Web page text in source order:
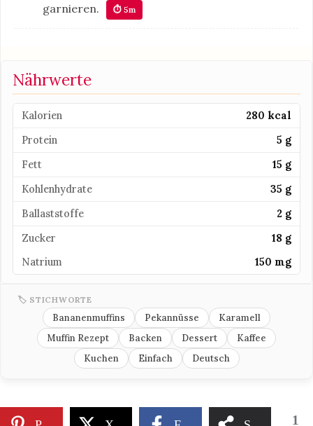
garnieren.
⏱ 5m
Nährwerte
Kalorien
280 kcal
Protein
5 g
Fett
15 g
Kohlenhydrate
35 g
Ballaststoffe
2 g
Zucker
18 g
Natrium
150 mg
🏷 STICHWORTE
Bananenmuffins Pekannüsse
Karamell
Muffin Rezept
Backen Dessert
Kaffee
Kuchen
Einfach Deutsch
1